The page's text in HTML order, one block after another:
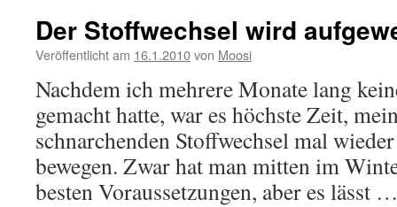
Der Stoffwechsel wird
Veröffentlicht am 16.1.2010von Moosi
Nachdem ich mehrere Monate lang
gemacht hatte, war es höchste Zeit,
schnarchenden Stoffwechsel mal
bewegen. Zwar hat man mitten im
besten Voraussetzungen, aber es lässt